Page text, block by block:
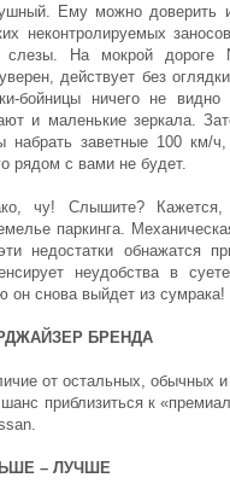
Ему можно доверить
неконтролируемых
слезы. На мокрой дороге
действует без
бойницы ничего не
и маленькие зеркала.
набрать заветные 100 км/
рядом с вами не будет.
чу! Слышите? Кажется,
паркинга.
недостатки обнажатся
неудобства в
он снова выйдет из сумрака!
БРЕНДА
от остальных, обычных
приблизиться к
– ЛУЧШЕ